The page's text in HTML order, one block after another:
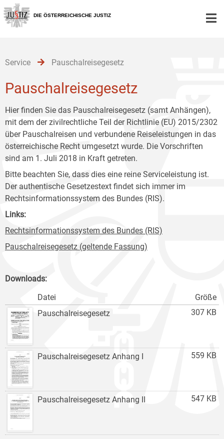
Zur
Hauptnavigation
[1]
Zum
Inhalt
[2]
Zum
Untermenü
[3]
DIE ÖSTERREICHISCHE JUSTIZ
Service Pauschalreisegesetz
Pauschalreisegesetz
Hier finden Sie das Pauschalreisegesetz (samt Anhängen),
mit dem der zivilrechtliche Teil der Richtlinie (EU) 2015/2302
über Pauschalreisen und verbundene Reiseleistungen in das
österreichische Recht umgesetzt wurde. Die Vorschriften
sind am 1. Juli 2018 in Kraft getreten.
Bitte beachten Sie, dass dies eine reine Serviceleistung ist.
Der authentische Gesetzestext findet sich immer im
Rechtsinformationssystem des Bundes (RIS).
Links:
Rechtsinformationssystem des Bundes (RIS)
Pauschalreisegesetz (geltende Fassung)
Downloads:
Größe
Datei
307 KB
Pauschalreisegesetz
559 KB
Pauschalreisegesetz Anhang I
547 KB
Pauschalreisegesetz Anhang II